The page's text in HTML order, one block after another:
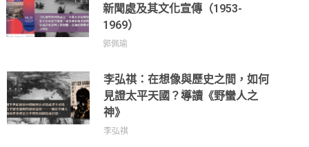
新聞處及其文化宣傳（1953-
1969）
郭佩瑜
李弘祺：在想像與歷史之間，如何
見證太平天國？導讀《野蠻人之
神》
李弘祺